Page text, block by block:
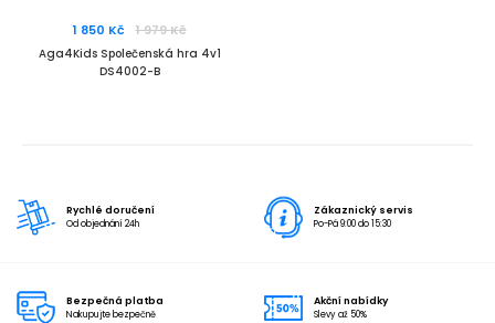
1 850 Kč 1 979 Kč
Aga4Kids Společenská hra 4v1
DS4002-B
Rychlé doručení
Od objednání 24h
Zákaznický servis
Po-Pá 9:00 do 15:30
Bezpečná platba
Nakupujte bezpečně
Akční nabídky
Slevy až 50%